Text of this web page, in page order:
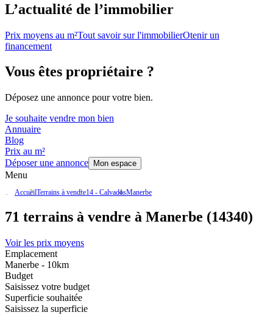
L’actualité de l’immobilier
Prix moyens au m²Tout savoir sur l'immobilierOtenir un
financement
Vous êtes propriétaire ?
Déposez une annonce pour votre bien.
Je souhaite vendre mon bien
Annuaire
Blog
Prix au m²
Déposer une annonce
Mon espace
Menu
AccueilTerrains à vendre14 - CalvadosManerbe
71 terrains à vendre à Manerbe (14340)
Voir les prix moyens
Emplacement
Manerbe - 10km
Budget
Saisissez votre budget
Superficie souhaitée
Saisissez la superficie